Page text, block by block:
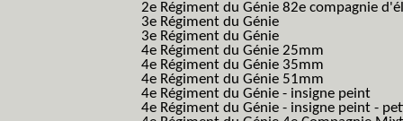
2e Régiment du Génie 82e compagnie
3e Régiment du Génie
3e Régiment du Génie
4e Régiment du Génie 25mm
4e Régiment du Génie 35mm
4e Régiment du Génie 51mm
4e Régiment du Génie - insigne peint
4e Régiment du Génie - insigne peint -